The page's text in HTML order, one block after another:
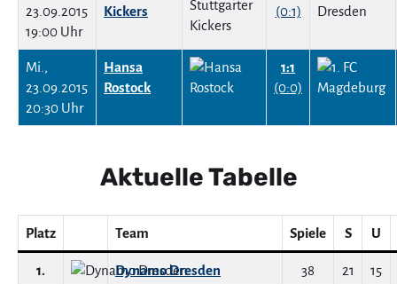
23.09.2015
19:00 Uhr
Kickers
(0:1)
Mi.,
23.09.2015
20:30 Uhr
Hansa
Rostock
1:1
(0:0)
Aktuelle Tabelle
Platz Team Spiele S U
1. Dynamo Dresden 38 21 15